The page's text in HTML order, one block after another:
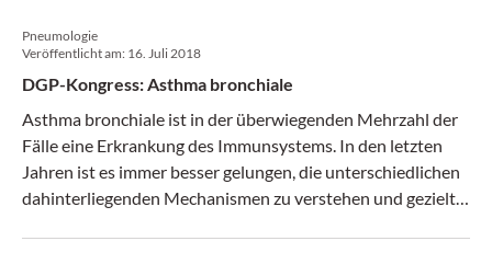
Pneumologie
Veröffentlicht am: 16. Juli 2018
DGP-Kongress: Asthma bronchiale
Asthma bronchiale ist in der überwiegenden Mehrzahl der
Fälle eine Erkrankung des Immunsystems. In den letzten
Jahren ist es immer besser gelungen, die unterschiedlichen
dahinterliegenden Mechanismen zu verstehen und gezielt